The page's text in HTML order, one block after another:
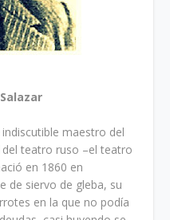
indiscutible maestro del
teatro ruso –el teatro
en 1860 en
de siervo de gleba, su
en la que no podía